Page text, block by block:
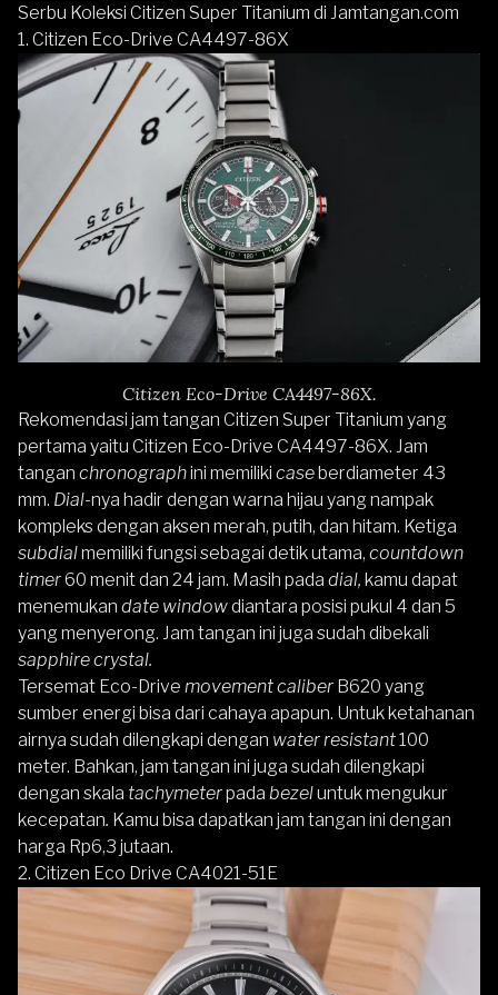
Serbu Koleksi Citizen Super Titanium di Jamtangan.com
1. Citizen Eco-Drive CA4497-86X
Citizen Eco-Drive CA4497-86X.
Rekomendasi jam tangan Citizen Super Titanium yang
pertama yaitu Citizen Eco-Drive CA4497-86X. Jam
tangan chronographini memiliki caseberdiameter 43
mm. Dial-nya hadir dengan warna hijau yang nampak
kompleks dengan aksen merah, putih, dan hitam. Ketiga
subdialmemiliki fungsi sebagai detik utama, countdown
timer60 menit dan 24 jam. Masih pada dial, kamu dapat
menemukan date windowdiantara posisi pukul 4 dan 5
yang menyerong. Jam tangan ini juga sudah dibekali
sapphire crystal.
Tersemat Eco-Drive movementcaliber B620 yang
sumber energi bisa dari cahaya apapun. Untuk ketahanan
airnya sudah dilengkapi dengan water resistant100
meter. Bahkan, jam tangan ini juga sudah dilengkapi
dengan skala tachymeterpada bezeluntuk mengukur
kecepatan. Kamu bisa dapatkan jam tangan ini dengan
harga Rp6,3 jutaan.
2. Citizen Eco Drive CA4021-51E